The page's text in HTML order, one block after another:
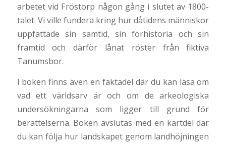
arbetet vid Fröstorp någon gång i slutet av 1800-
talet. Vi ville fundera kring hur dåtidens människor
uppfattade sin samtid, sin förhistoria och sin
framtid och därför lånat röster från fiktiva
Tanumsbor.
I boken finns även en faktadel där du kan läsa om
vad ett världsarv är och om de arkeologiska
undersökningarna som ligger till grund för
berättelserna. Boken avslutas med en kartdel där
du kan följa hur landskapet genom landhöjningen